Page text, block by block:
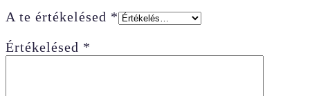
A te értékelésed *
Értékelésed *